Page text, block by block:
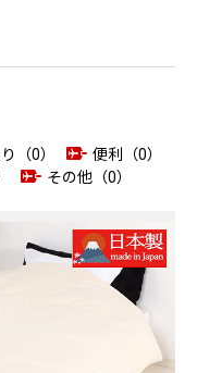
（0）
便利（0）
その他（0）